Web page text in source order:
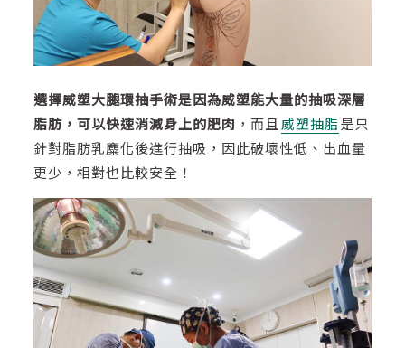
選擇威塑大腿環抽手術是因為威塑能大量的抽吸深層
脂肪，可以快速消滅身上的肥肉 ，而且 威塑抽脂 是只
針對脂肪乳麋化後進行抽吸，因此破壞性低、出血量
更少，相對也比較安全！